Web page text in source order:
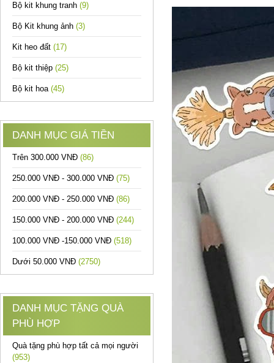
Bộ kit khung tranh (9)
Bộ Kit khung ảnh (3)
Kit heo đất (17)
Bộ kit thiệp (25)
Bộ kit hoa (45)
DANH MỤC GIÁ TIỀN
Trên 300.000 VNĐ (86)
250.000 VNĐ - 300.000 VNĐ (75)
200.000 VNĐ - 250.000 VNĐ (86)
150.000 VNĐ - 200.000 VNĐ (244)
100.000 VNĐ -150.000 VNĐ (518)
Dưới 50.000 VNĐ (2750)
DANH MỤC TẶNG QUÀ
PHÙ HỢP
Quà tặng phù hợp tất cả mọi người
(953)